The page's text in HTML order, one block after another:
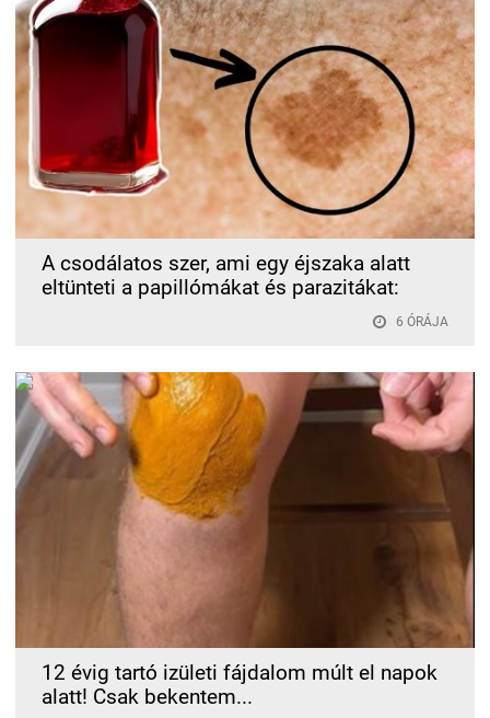
A csodálatos szer, ami egy éjszaka alatt
eltünteti a papillómákat és parazitákat:
6 ÓRÁJA
12 évig tartó izületi fájdalom múlt el napok
alatt! Csak bekentem...